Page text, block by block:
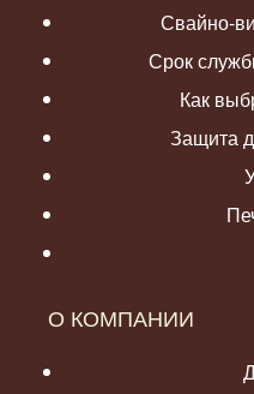
Свайно-
Срок
Как
Защита
О КОМПАНИИ